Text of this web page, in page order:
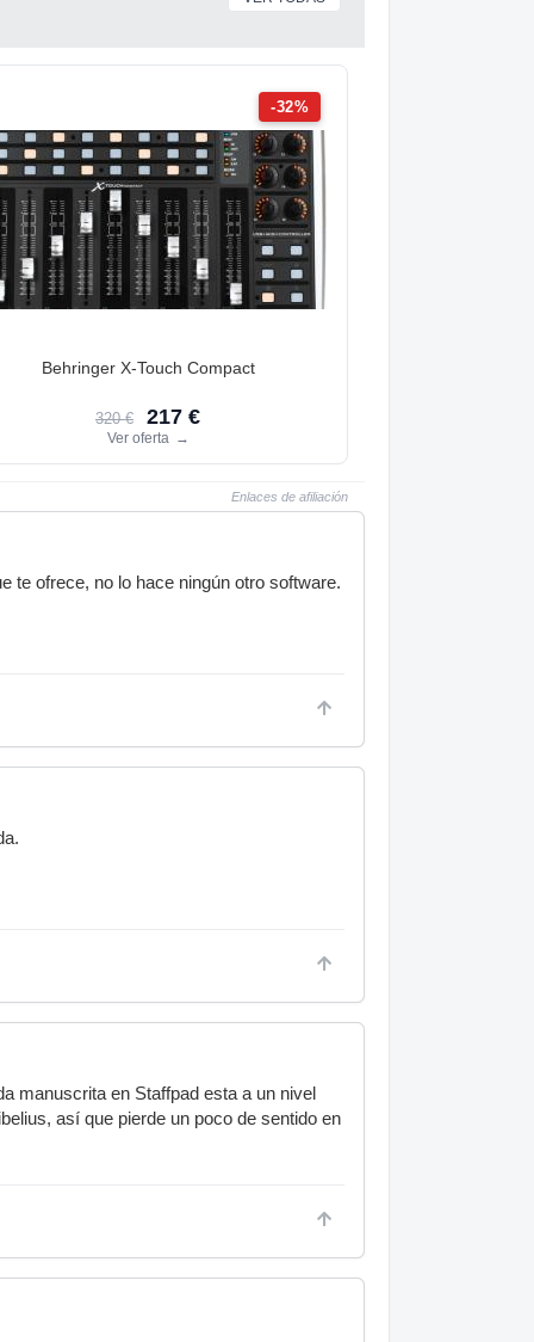
-32%
Behringer X-Touch Compact
320 € 217 €
Ver oferta →
Enlaces de afiliación
te ofrece, no lo hace ningún otro software.
manuscrita en Staffpad esta a un nivel
así que pierde un poco de sentido en